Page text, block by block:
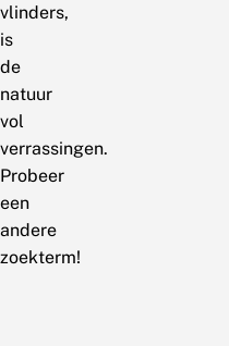
vlinders,
is
de
natuur
vol
verrassingen.
Probeer
een
andere
zoekterm!